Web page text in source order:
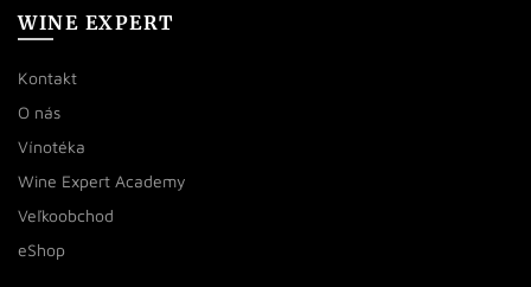
WINE EXPERT
Kontakt
O nás
Vínotéka
Wine Expert Academy
Veľkoobchod
eShop